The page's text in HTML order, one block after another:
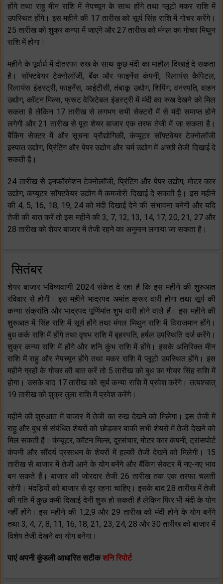
होंगे तथा राहु मीन राशि में नेपच्यून के साथ होंगे तथा प्लूटो मकर राशि में
उपस्थित होंगे। इस महीने की 17 तारीख को सूर्य सिंह राशि में गोचर करेंगे।
25 तारीख को शुक्र कन्या में जाएंगे और 27 तारीख को मंगल का गोचर मिथुन
राशि में होगा।
महीने के पूर्वार्ध में दोतरफा रुख के साथ कुछ मंदी का माहौल दिखाई दे सकता
है। सॉफ्टवेयर टेक्नोलॉजी, बैंक और फाइनेंस कंपनी, रिलायंस कैपिटल,
रिलायंस इंडस्ट्री, फाइनेंस, आईटीसी, तंबाकू उद्योग, शिपिंग, वनस्पति, वाहन
उद्योग, कॉटन मिल्स, फ्रूट वेजिटेबल इंडस्ट्री में मंदी का रुख देखने को मिल
सकता है लेकिन 17 तारीख से लगभग सभी सेक्टरों में से मंदी समाप्त होने
लगेगी और 21 तारीख से पूरा शेयर बाजार एक तरफ तेजी में जा सकता है।
बैंकिंग सेक्टर में और सूचना प्रौद्योगिकी, कंप्यूटर सॉफ्टवेयर टेक्नोलॉजी
इस्पात उद्योग, प्रिंटिंग और पेपर उद्योग और चर्म उद्योग में अच्छी तेजी दिखाई दे
सकती है।
24 तारीख से इनफॉरमेशन टेक्नोलॉजी, प्रिंटिंग और पेपर उद्योग, मोटर कार
उद्योग, कंप्यूटर सॉफ्टवेयर उद्योग में कमजोरी दिखाई दे सकती है। इस महीने
की 4, 5, 16, 18, 19, 24 को मंदी दिखाई देने की संभावना बनेगी और यदि
तेजी की बात करें तो इस महीने की 3, 7, 12, 13, 14, 17, 20, 21, 27 और
28 तारीख को शेयर बाजार में तेजी रहने का अनुमान लगाया जा सकता है।
सितंबर
शेयर बाजार भविष्यवाणी 2024 संकेत दे रहा है कि इस महीने की शुरुआत
रविवार से होगी। इस महीने भाद्रपद अमांत क्रूर वारी होगा तथा सूर्य की
कन्या संक्रांति और भाद्रपद पूर्णिमांत शुभ वारी होने वाले हैं। इस महीने की
शुरुआत में सिंह राशि में सूर्य होंगे तथा मंगल मिथुन राशि में विराजमान होंगे।
बुध कर्क राशि में होंगे तथा वृषभ राशि में बृहस्पति, हर्षल उपस्थिति दर्ज करेंगे।
शुक्र कन्या राशि में होंगे और शनि कुंभ राशि में होंगे। इसके अतिरिक्त मीन
राशि में राहु और नेपच्यून होंगे तथा मकर राशि में प्लूटो उपस्थित होंगे। इस
महीने ग्रहों के गोचर की बात करें तो 5 तारीख को बुध का गोचर सिंह राशि में
होगा। उसके बाद 17 तारीख को सूर्य कन्या राशि में प्रवेश करेंगे। तत्पश्चात्
19 तारीख को शुक्र तुला राशि में प्रवेश करेंगे।
महीने की शुरुआत में बाजार में तेजी का रुख देखने को मिलेगा। इस तेजी में
राहु और बुध से संबंधित शेयरों को छोड़कर बाकी सभी शेयरों में तेजी देखने को
मिल सकती है। कंप्यूटर, कॉटन मिल्स, दूरसंचार, मोटर कार कंपनी, ट्रांसपोर्ट
कंपनी और सौंदर्य प्रसाधन के शेयरों में हल्की तेजी देखने को मिलेगी। 15
तारीख से बाजार में तेजी आने के योग बनेंगे और बैंकिंग सेक्टर में नए-नए भाव
बन सकते हैं। बाजार की जोरदार तेजी 26 तारीख तक एक तरफा चलती
रहेगी। मंदड़ियों को बाजार से दूर रहना चाहिए। इसके बाद 28 तारीख में तेजी
की गति में कुछ कमी दिखाई देनी शुरू हो सकती है लेकिन फिर भी मंदी के योग
नहीं होंगे। इस महीने की 1,2,9 और 29 तारीख को मंदी होने के योग बनेंगे
तथा 3, 4, 7, 8, 11, 16, 18, 21, 23, 24, 28 और 30 तारीख को बाजार में
विशेष तेजी देखने का योग बनेगा।
पाएं अपनी कुंडली आधारित सटीकशनि रिपोर्ट